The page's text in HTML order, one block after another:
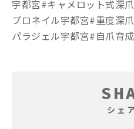
宇都宮#キャメロット式深
プロネイル宇都宮#重度深
パラジェル宇都宮#自爪育成
シェ